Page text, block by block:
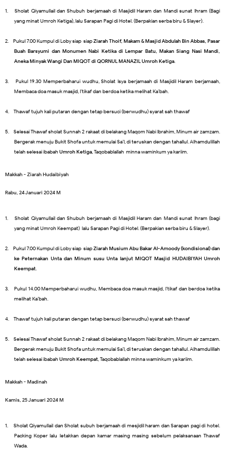
1.
Sholat Qiyamullail dan Shubuh berjamaah di Masjidil Haram dan Mandi sunat Ihram (Bagi
yang minat Umroh Ketiga), lalu Sarapan Pagi di Hotel. (Berpakian serba biru & Slayer).
2. Pukul 7.00 Kumpul di Loby siap-siapZiarah Thoif, Makam & Masjid Abdulah Bin Abbas, Pasar
Buah Barsyumi dan Monumen Nabi Ketika di Lempar Batu, Makan Siang Nasi Mandi,
Aneka Minyak Wangi Dan MIQOT di QORNUL MANAZIL Umroh Ketiga.
3.
Pukul 19.30 Memperbaharui wudhu, Sholat Isya berjamaah di Masjidil Haram berjamaah,
Membaca doa masuk masjid, I’tikaf dan berdoa ketika melihat Ka’bah.
4. Thawaf tujuh kali putaran dengan tetap bersuci (berwudhu) syarat sah thawaf
5.
Selesai Thawaf sholat Sunnah 2 rakaat di belakang Maqom Nabi Ibrahim, Minum air zamzam.
Bergerak menuju Bukit Shofa untuk memulai Sa’I, di teruskan dengan tahallul. Alhamdulillah
telah selesai ibabah Umroh Ketiga, Taqobablallah minna waminkum ya kariim.
Makkah - Ziarah Hudaibiyah
Rabu, 24 Januari 2024 M
1.
Sholat Qiyamullail dan Shubuh berjamaah di Masjidil Haram dan Mandi sunat Ihram (bagi
yang minat Umroh Keempat) lalu Sarapan Pagi di Hotel. (Berpakian serba biru & Slayer).
2. Pukul 7.00 Kumpul di Loby siap-siapZiarah Musium Abu Bakar Al-Amoody (kondisional) dan
ke Peternakan Unta dan Minum susu Unta lanjut MIQOT Masjid HUDAIBIYAH Umroh
Keempat.
3.
Pukul 14.00 Memperbaharui wudhu, Membaca doa masuk masjid, I’tikaf dan berdoa ketika
melihat Ka’bah.
4. Thawaf tujuh kali putaran dengan tetap bersuci (berwudhu) syarat sah thawaf
5.
Selesai Thawaf sholat Sunnah 2 rakaat di belakang Maqom Nabi Ibrahim, Minum air zamzam.
Bergerak menuju Bukit Shofa untuk memulai Sa’I, di teruskan dengan tahallul. Alhamdulillah
telah selesai ibabah Umroh Keempat, Taqobablallah minna waminkum ya kariim.
Makkah - Madinah
Kamis, 25 Januari 2024 M
1.
Sholat Qiyamullail dan Sholat subuh berjamaah di mesjidil haram dan Sarapan pagi di hotel.
Packing Koper lalu letakkan depan kamar masing-masing sebelum pelaksanaan Thawaf
Wada.